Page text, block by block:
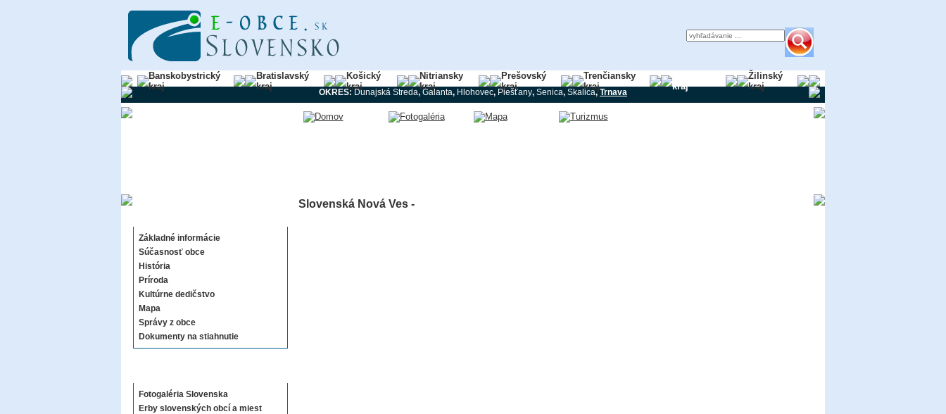
Banskobystrický
kraj
Bratislavský
kraj
Košický
kraj
Nitriansky
kraj
Prešovský
kraj
Trenčiansky
kraj
kraj
Žilinský
kraj
OKRES: Dunajská Streda,Galanta, Hlohovec, Piešťany, Senica, Skalica,Trnava
Základné informácie
Súčasnosť obce
História
Príroda
Kultúrne dedičstvo
Mapa
Správy z obce
Dokumenty na stiahnutie
Fotogaléria Slovenska
Erby slovenských obcí a miest
Slovenská Nová Ves -